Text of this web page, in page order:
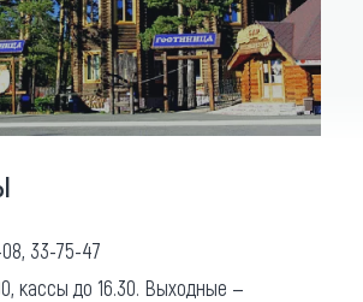
33-75-47
кассы до 16.30. Выходные —